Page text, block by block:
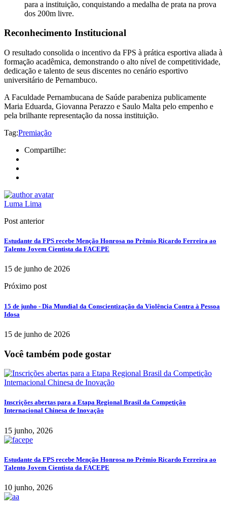
para a instituição, conquistando a medalha de prata na prova
dos 200m livre.
Reconhecimento Institucional
O resultado consolida o incentivo da FPS à prática esportiva aliada à
formação acadêmica, demonstrando o alto nível de competitividade,
dedicação e talento de seus discentes no cenário esportivo
universitário de Pernambuco.
A Faculdade Pernambucana de Saúde parabeniza publicamente
Maria Eduarda, Giovanna Perazzo e Saulo Malta pelo empenho e
pela brilhante representação da nossa instituição.
Tag:Premiação
Compartilhe:
Luma Lima
Post anterior
Estudante da FPS recebe Menção Honrosa no Prêmio Ricardo Ferreira ao
Talento Jovem Cientista da FACEPE
15 de junho de 2026
Próximo post
15 de junho - Dia Mundial da Conscientização da Violência Contra à Pessoa
Idosa
15 de junho de 2026
Você também pode gostar
Inscrições abertas para a Etapa Regional Brasil da Competição
Internacional Chinesa de Inovação
15 junho, 2026
Estudante da FPS recebe Menção Honrosa no Prêmio Ricardo Ferreira ao
Talento Jovem Cientista da FACEPE
10 junho, 2026